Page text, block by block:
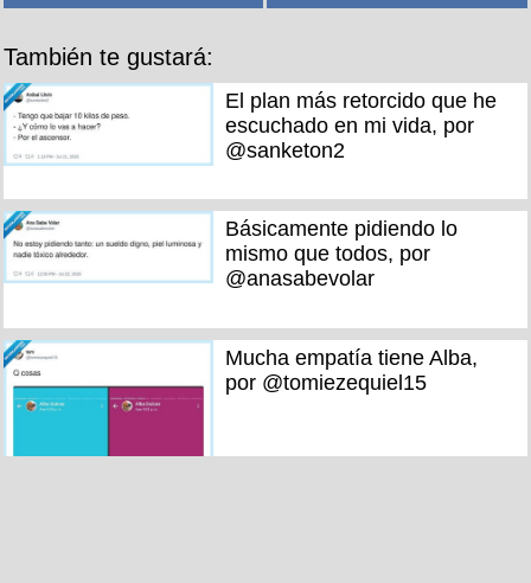
También te gustará:
El plan más retorcido que he
escuchado en mi vida, por
@sanketon2
Básicamente pidiendo lo
mismo que todos, por
@anasabevolar
Mucha empatía tiene Alba,
por @tomiezequiel15